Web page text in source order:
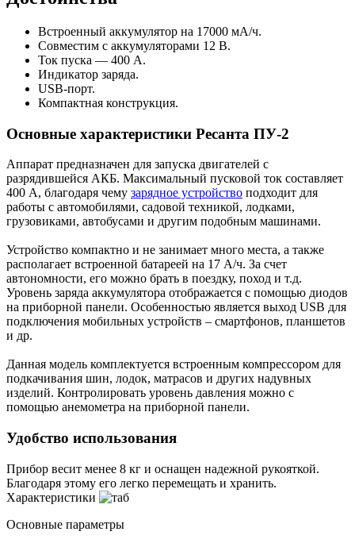
Встроенный аккумулятор на 17000 мА/ч.
Совместим с аккумуляторами 12 В.
Ток пуска — 400 А.
Индикатор заряда.
USB-порт.
Компактная конструкция.
Основные характеристики Ресанта ПУ-2
Аппарат предназначен для запуска двигателей с
разрядившейся АКБ. Максимальный пусковой ток составляет
400 А, благодаря чему зарядное устройство подходит для
работы с автомобилями, садовой техникой, лодками,
грузовиками, автобусами и другим подобным машинами.
Устройство компактно и не занимает много места, а также
располагает встроенной батареей на 17 А/ч. За счет
автономности, его можно брать в поездку, поход и т.д.
Уровень заряда аккумулятора отображается с помощью диодов
на приборной панели. Особенностью является выход USB для
подключения мобильных устройств – смартфонов, планшетов
и др.
Данная модель комплектуется встроенным компрессором для
подкачивания шин, лодок, матрасов и других надувных
изделий. Контролировать уровень давления можно с
помощью анемометра на приборной панели.
Удобство использования
Прибор весит менее 8 кг и оснащен надежной рукояткой.
Благодаря этому его легко перемещать и хранить.
Характеристики
Основные параметры